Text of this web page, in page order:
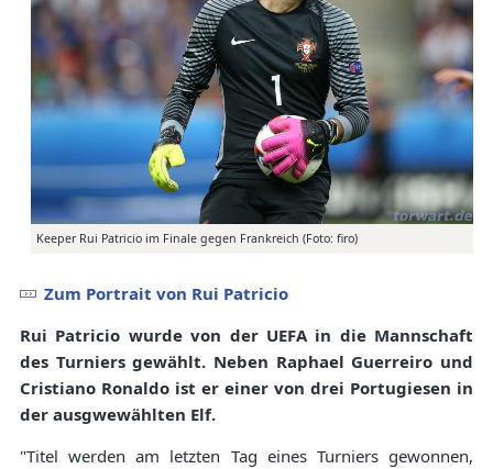
Keeper Rui Patricio im Finale gegen Frankreich (Foto: firo)
Zum Portrait von Rui Patricio
Rui Patricio wurde von der UEFA in die Mannschaft
des Turniers gewählt. Neben Raphael Guerreiro und
Cristiano Ronaldo ist er einer von drei Portugiesen in
der ausgwewählten Elf.
"Titel werden am letzten Tag eines Turniers gewonnen,